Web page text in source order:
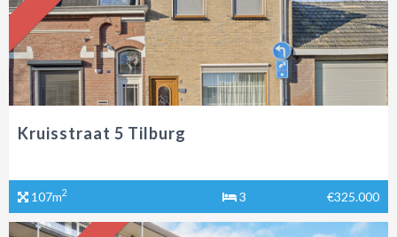
Kruisstraat 5 Tilburg
107m2 3 €325.000